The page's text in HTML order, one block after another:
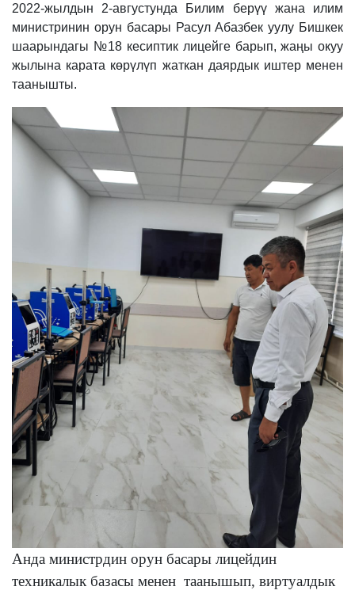
2022-жылдын 2-августунда Билим берүү жана илим
министринин орун басары Расул Абазбек уулу Бишкек
шаарындагы №18 кесиптик лицейге барып, жаңы окуу
жылына карата көрүлүп жаткан даярдык иштер менен
таанышты.
Анда министрдин орун басары лицейдин
техникалык базасы менен таанышып, виртуалдык